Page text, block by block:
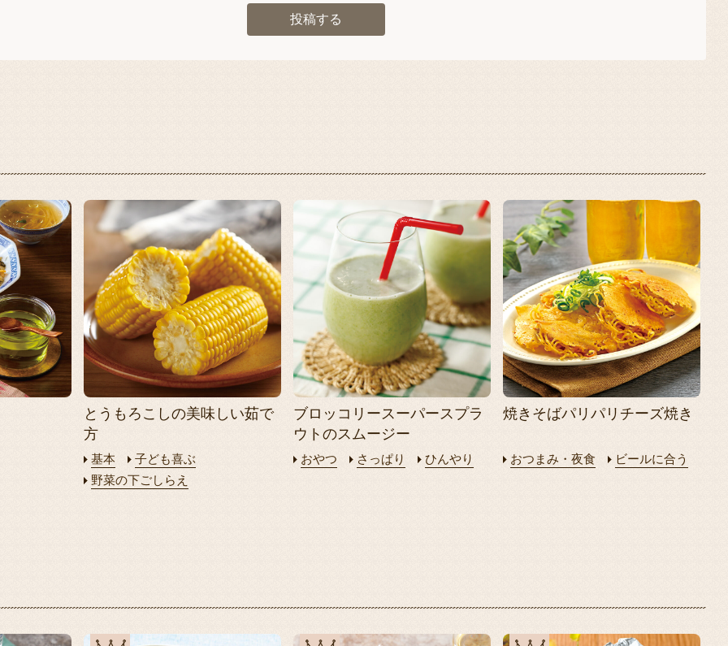
投稿する
とうもろこしの美味しい茹で
方
基本
子ども喜ぶ
野菜の下ごしらえ
ブロッコリースーパースプラ
ウトのスムージー
おやつ さっぱり ひんやり
焼きそばパリパリチーズ焼き
おつまみ・夜食 ビールに合う